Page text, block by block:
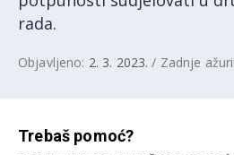
rada.
Objavljeno: 2. 3. 2023. / Zadnje
Trebaš pomoć?